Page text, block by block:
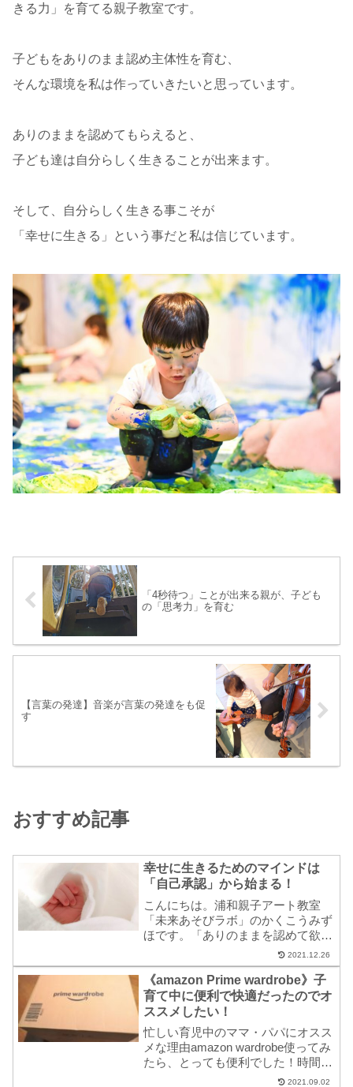
きる力」を育てる親子教室です。
子どもをありのまま認め主体性を育む、
そんな環境を私は作っていきたいと思っています。
ありのままを認めてもらえると、
子ども達は自分らしく生きることが出来ます。
そして、自分らしく生きる事こそが
「幸せに生きる」という事だと私は信じています。
「4秒待つ」ことが出来る親が、子ども
の「思考力」を育む
【言葉の発達】音楽が言葉の発達をも促
す
おすすめ記事
幸せに生きるためのマインドは
「自己承認」から始まる！
こんにちは。浦和親子アート教室
「未来あそびラボ」のかくこうみず
ほです。「ありのままを認めて欲し
い！」が子どもの願い子供に限らず
人は皆、自分の存在を丸ごとありの
まま受け入れて認めてもらいたい！
と心の底で願っています。もちろん
私も含め、殆どの大...
2021.12.26
《amazon Prime wardrobe》子
育て中に便利で快適だったのでオ
ススメしたい！
忙しい育児中のママ・パパにオスス
メな理由amazon wardrobe使ってみ
たら、とっても便利でした！時間を
気にせず、子供本人の機嫌の良いと
2021.09.02